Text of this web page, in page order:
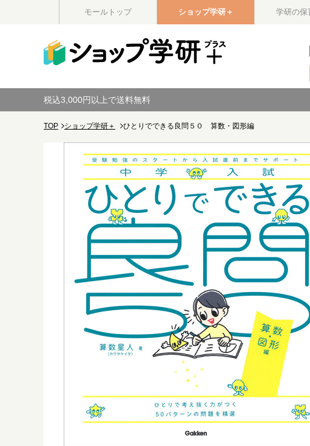
モールトップ ショップ学研＋ 学研の保
税込3,000円以上で送料無料
TOP ショップ学研＋ ひとりでできる良問５０ 算数・図形編